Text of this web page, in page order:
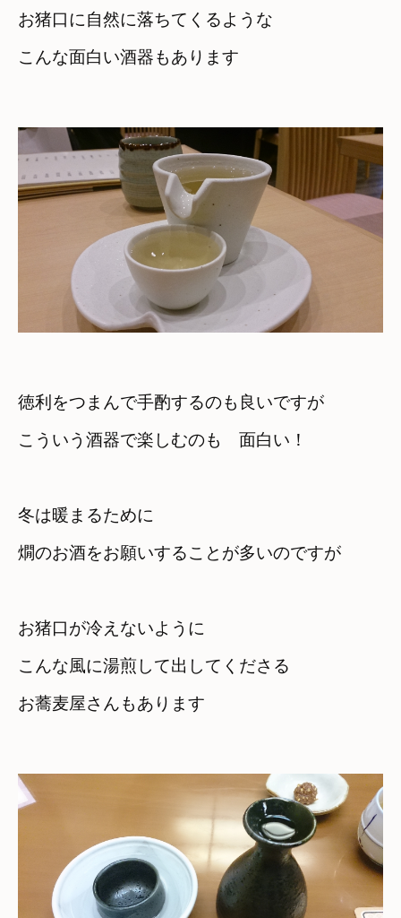
お猪口に自然に落ちてくるような
こんな面白い酒器もあります
徳利をつまんで手酌するのも良いですが
こういう酒器で楽しむのも　面白い！
冬は暖まるために
燗のお酒をお願いすることが多いのですが
お猪口が冷えないように
こんな風に湯煎して出してくださる
お蕎麦屋さんもあります